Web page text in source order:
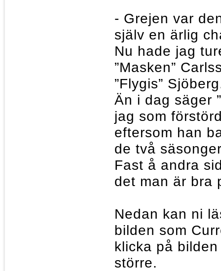
- Grejen var
själv en ärlig
Nu hade jag
”Masken”
”Flygis”
Än i dag säger
jag som
eftersom han
de två
Fast å andra
det man är bra
Nedan kan ni
bilden som
klicka på
större.